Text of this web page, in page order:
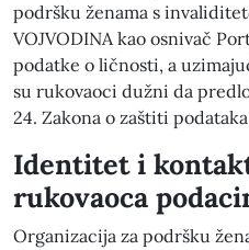
podršku ženama s
VOJVODINA kao osnivač
podatke o ličnosti, a
su rukovaoci dužni da
24. Zakona o zaštiti
Identitet i
rukovaoca
Organizacija za podršku